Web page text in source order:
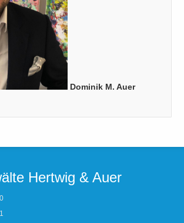
Dominik M. Auer
Hertwig & Auer